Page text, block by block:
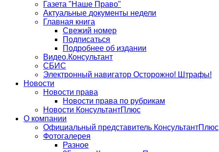
Газета "Наше Право"
Актуальные документы недели
Главная книга
Свежий номер
Подписаться
Подробнее об издании
Видео.Консультант
СБИС
Электронный навигатор Осторожно! Штрафы!
Новости
Новости права
Новости права по рубрикам
Новости КонсультантПлюс
О компании
Официальный представитель КонсультантПлюс
Фотогалерея
Разное